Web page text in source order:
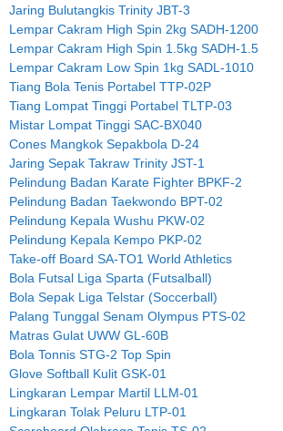
Jaring Bulutangkis Trinity JBT-3
Lempar Cakram High Spin 2kg SADH-1200
Lempar Cakram High Spin 1.5kg SADH-1.5
Lempar Cakram Low Spin 1kg SADL-1010
Tiang Bola Tenis Portabel TTP-02P
Tiang Lompat Tinggi Portabel TLTP-03
Mistar Lompat Tinggi SAC-BX040
Cones Mangkok Sepakbola D-24
Jaring Sepak Takraw Trinity JST-1
Pelindung Badan Karate Fighter BPKF-2
Pelindung Badan Taekwondo BPT-02
Pelindung Kepala Wushu PKW-02
Pelindung Kepala Kempo PKP-02
Take-off Board SA-TO1 World Athletics
Bola Futsal Liga Sparta (Futsalball)
Bola Sepak Liga Telstar (Soccerball)
Palang Tunggal Senam Olympus PTS-02
Matras Gulat UWW GL-60B
Bola Tonnis STG-2 Top Spin
Glove Softball Kulit GSK-01
Lingkaran Lempar Martil LLM-01
Lingkaran Tolak Peluru LTP-01